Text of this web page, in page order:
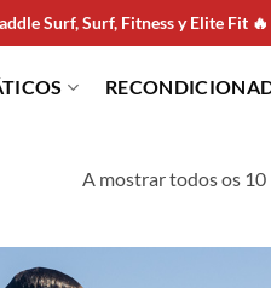
Surf, Surf, Fitness y Elite Fit 🔥
A mostrar todos os